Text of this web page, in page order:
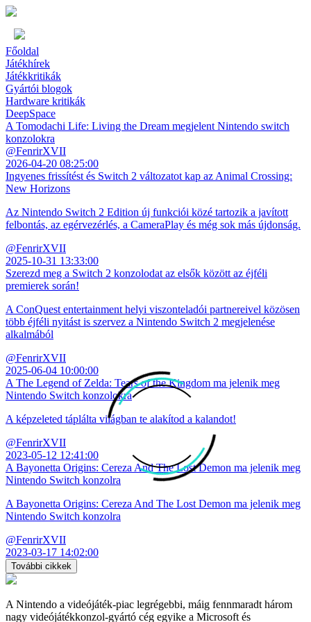
Főoldal
Játékhírek
Játékkritikák
Gyártói blogok
Hardware kritikák
DeepSpace
A Tomodachi Life: Living the Dream megjelent Nintendo switch
konzolokra
@FenrirXVII
2026-04-20 08:25:00
Ingyenes frissítést és Switch 2 változatot kap az Animal Crossing:
New Horizons
Az Nintendo Switch 2 Edition új funkciói közé tartozik a javított
felbontás, az egérvezérlés, a CameraPlay és még sok más újdonság.
@FenrirXVII
2025-10-31 13:33:00
Szerezd meg a Switch 2 konzolodat az elsők között az éjféli
premierek során!
A ConQuest entertainment helyi viszonteladói partnereivel közösen
több éjféli nyitást is szervez a Nintendo Switch 2 megjelenése
alkalmából
@FenrirXVII
2025-06-04 10:00:00
A The Legend of Zelda: Tears of the Kingdom ma jelenik meg
Nintendo Switch konzolokra
A képzeleted táplálta világban te alakítod a kalandot!
@FenrirXVII
2023-05-12 12:41:00
A Bayonetta Origins: Cereza And The Lost Demon ma jelenik meg
Nintendo Switch konzolra
A Bayonetta Origins: Cereza And The Lost Demon ma jelenik meg
Nintendo Switch konzolra
@FenrirXVII
2023-03-17 14:02:00
További cikkek
A Nintendo a videójáték-piac legrégebbi, máig fennmaradt három
nagy videójátékkonzol-gyártó cég egyike a Microsoft és